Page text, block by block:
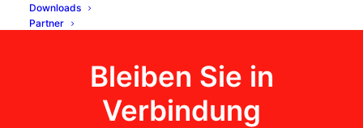
Downloads
Partner
Bleiben Sie in
Verbindung